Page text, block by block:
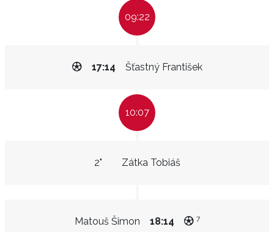
09:22
Šťastný František
17:14
10:07
Zátka Tobiáš
2"
Matouš Šimon 18:14 7